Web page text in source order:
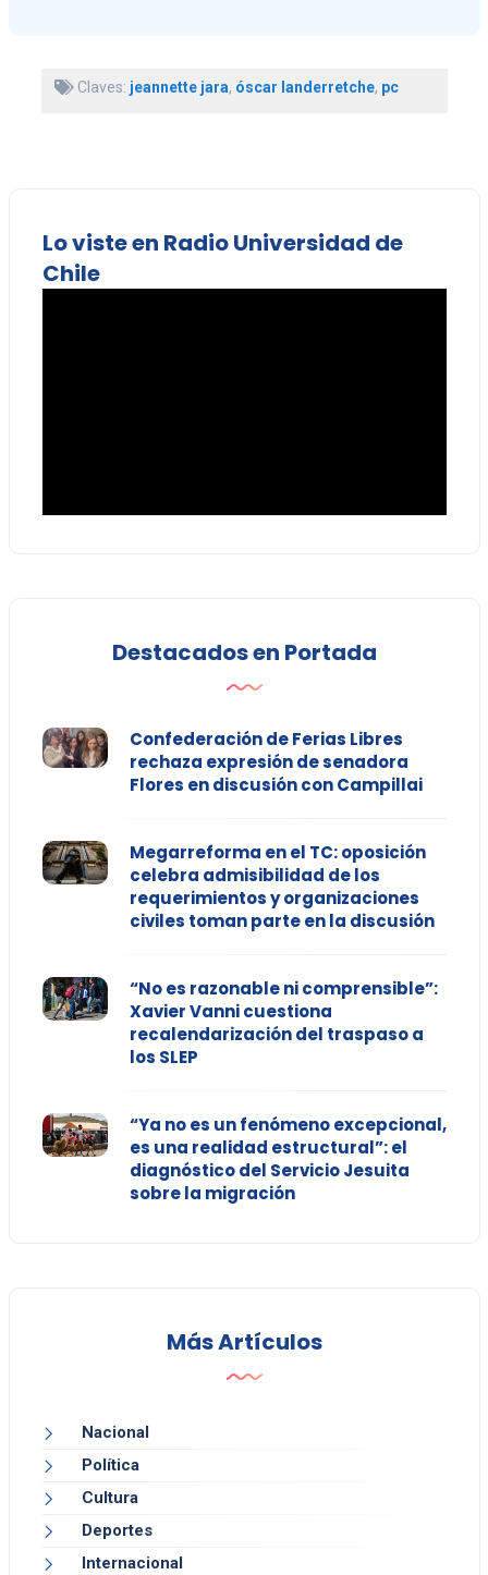
Claves: jeannette jara, óscar landerretche, pc
Lo viste en Radio Universidad de
Chile
Destacados en Portada
Confederación de Ferias Libres
rechaza expresión de senadora
Flores en discusión con Campillai
Megarreforma en el TC: oposición
celebra admisibilidad de los
requerimientos y organizaciones
civiles toman parte en la discusión
“No es razonable ni comprensible”:
Xavier Vanni cuestiona
recalendarización del traspaso a
los SLEP
“Ya no es un fenómeno excepcional,
es una realidad estructural”: el
diagnóstico del Servicio Jesuita
sobre la migración
Más Artículos
Nacional
Política
Cultura
Deportes
Internacional